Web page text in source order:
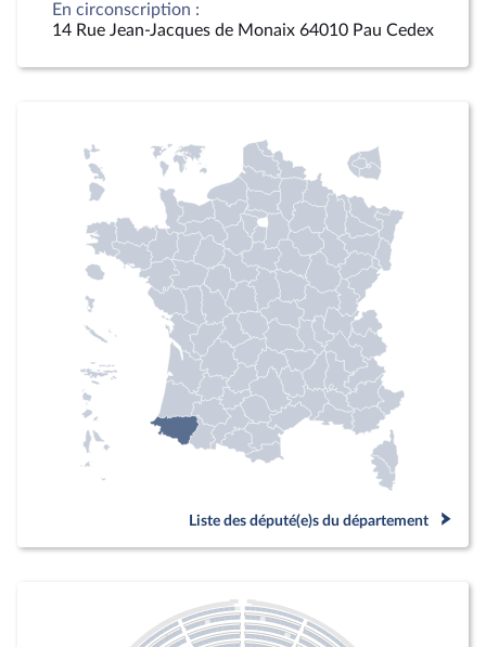
En circonscription :
14 Rue Jean-Jacques de Monaix 64010 Pau Cedex
Liste des député(e)s du département